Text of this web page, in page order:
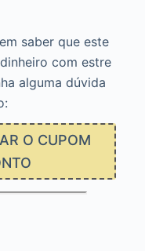
saber que este
com estre
alguma dúvida
O CUPOM